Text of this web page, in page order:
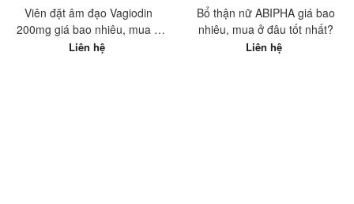
Viên đặt âm đạo Vagiodin
200mg giá bao nhiêu, mua ở
đâu tốt nhất?
Liên hệ
Bổ thận nữ ABIPHA giá bao
nhiêu, mua ở đâu tốt nhất?
Liên hệ